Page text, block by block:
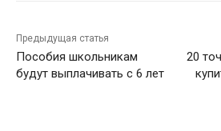
Предыдущая статья
Пособия школьникам
будут выплачивать с 6 лет
20